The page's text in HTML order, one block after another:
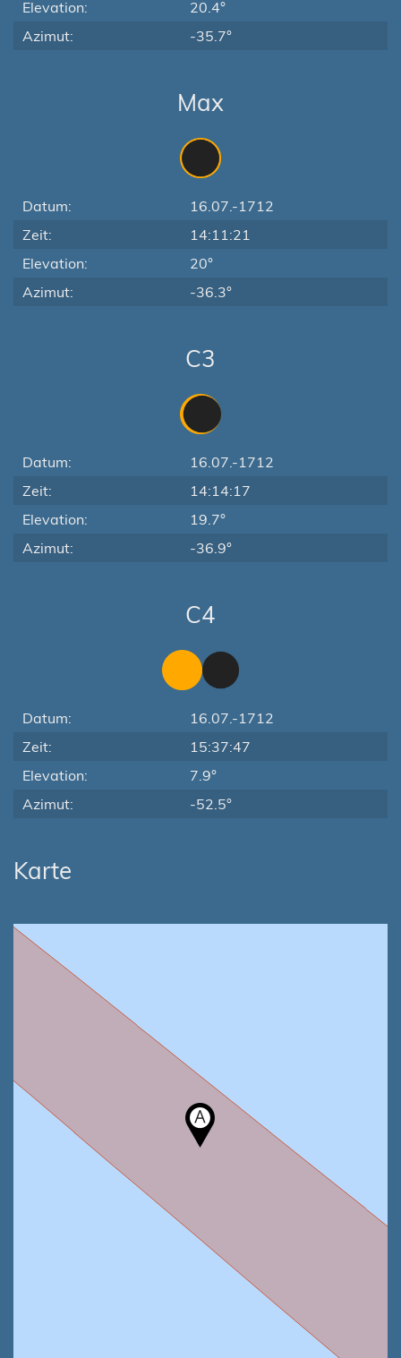
Elevation:
20.4°
Azimut:
-35.7°
Max
Datum:
16.07.-1712
Zeit:
14:11:21
Elevation:
20°
Azimut:
-36.3°
C3
Datum:
16.07.-1712
Zeit:
14:14:17
Elevation:
19.7°
Azimut:
-36.9°
C4
Datum:
16.07.-1712
Zeit:
15:37:47
Elevation:
7.9°
Azimut:
-52.5°
Karte